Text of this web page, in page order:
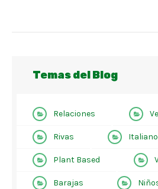
Temas del Blog
Relaciones
Rivas
Plant Based
Barajas